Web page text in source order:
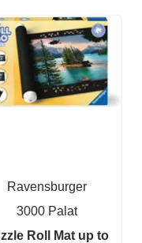
Ravensburger
3000 Palat
Roll Mat up to